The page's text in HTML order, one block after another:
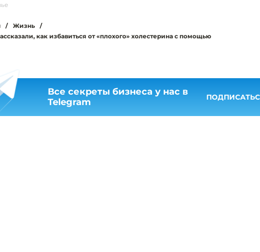
/ Жизнь
/
как избавиться от «плохого» холестерина с помощью
Все секреты бизнеса у нас в
Telegram